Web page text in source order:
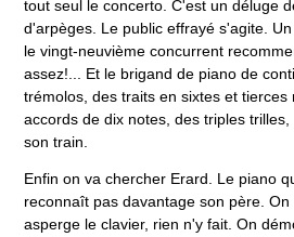
tout seul le concerto. C'est un déluge
d'arpèges. Le public effrayé s'agite.
le vingt-neuvième concurrent
assez!... Et le brigand de piano de
trémolos, des traits en sixtes et
accords de dix notes, des triples
son train.
Enfin on va chercher Erard. Le piano
reconnaît pas davantage son père.
asperge le clavier, rien n'y fait. On